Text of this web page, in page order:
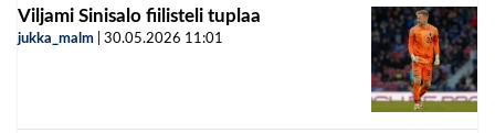
Viljami Sinisalo fiilisteli tuplaa
jukka_malm 30.05.2026 11:01